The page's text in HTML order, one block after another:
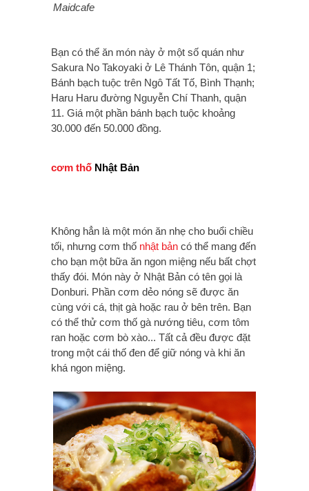
Maidcafe
Bạn có thể ăn món này ở một số quán như
Sakura No Takoyaki ở Lê Thánh Tôn, quận 1;
Bánh bạch tuộc trên Ngô Tất Tố, Bình Thạnh;
Haru Haru đường Nguyễn Chí Thanh, quận
11. Giá một phần bánh bạch tuộc khoảng
30.000 đến 50.000 đồng.
cơm thố Nhật Bản
Không hẳn là một món ăn nhẹ cho buổi chiều
tối, nhưng cơm thố nhật bản có thể mang đến
cho bạn một bữa ăn ngon miệng nếu bất chợt
thấy đói. Món này ở Nhật Bản có tên gọi là
Donburi. Phần cơm dẻo nóng sẽ được ăn
cùng với cá, thịt gà hoặc rau ở bên trên. Bạn
có thể thử cơm thố gà nướng tiêu, cơm tôm
ran hoặc cơm bò xào... Tất cả đều được đặt
trong một cái thố đen để giữ nóng và khi ăn
khá ngon miệng.